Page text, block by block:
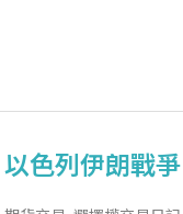
色列伊朗戰